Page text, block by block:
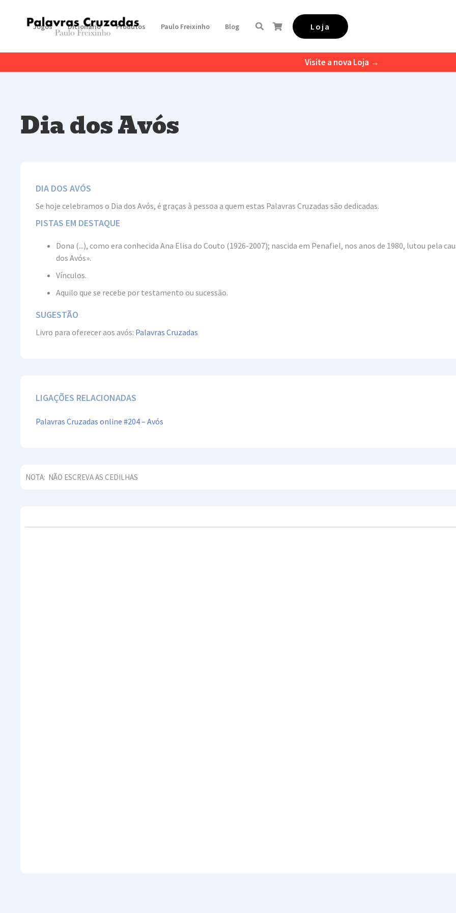
Jogos Dicionário Produtos Paulo Freixinho Blog Loja
Visite a nova Loja →
Dia dos Avós
DIA DOS AVÓS
Se hoje celebramos o Dia dos Avós, é graças à pessoa a quem estas Palavras Cruzadas são dedicadas.
PISTAS EM DESTAQUE
Dona (...), como era conhecida Ana Elisa do Couto (1926-2007); nascida em Penafiel, nos anos de 1980, lutou pela
dos Avós».
Vínculos.
Aquilo que se recebe por testamento ou sucessão.
SUGESTÃO
Livro para oferecer aos avós: Palavras Cruzadas
LIGAÇÕES RELACIONADAS
Palavras Cruzadas online #204 – Avós
NOTA: NÃO ESCREVA AS CEDILHAS